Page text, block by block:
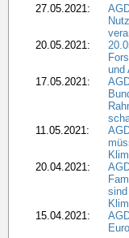
27.05.2021:
20.05.2021:
und
17.05.2021:
11.05.2021:
20.04.2021:
15.04.2021: